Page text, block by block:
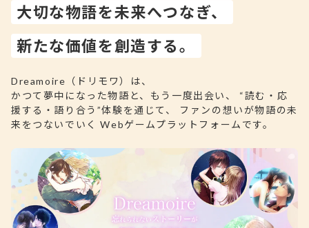
大切な物語を未来へつなぎ、
新たな価値を創造する。
Dreamoire（ドリモワ）は、
かつて夢中になった物語と、もう一度出会い、 “読む・応
援する・語り合う”体験を通じて、 ファンの想いが物語の未
来をつないでいく Webゲームプラットフォームです。